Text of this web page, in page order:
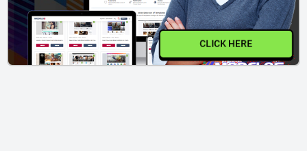
CLICK HERE